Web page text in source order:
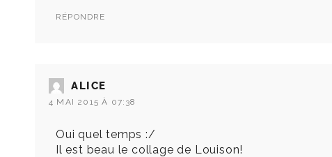
RÉPONDRE
ALICE
4 MAI 2015 À 07:38
Oui quel temps :/
Il est beau le collage de Louison!